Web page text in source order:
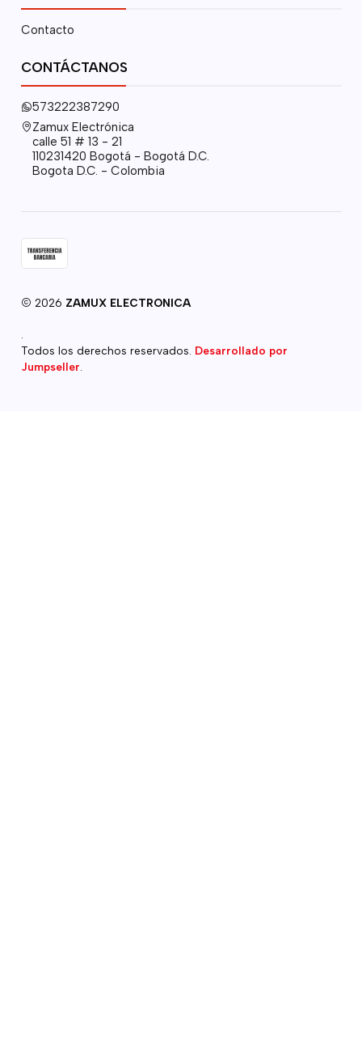
Contacto
CONTÁCTANOS
573222387290
Zamux Electrónica
calle 51 # 13 - 21
110231420 Bogotá - Bogotá D.C.
Bogota D.C. - Colombia
2026 ZAMUX ELECTRONICA
.
Todos los derechos reservados. Desarrollado por
Jumpseller.